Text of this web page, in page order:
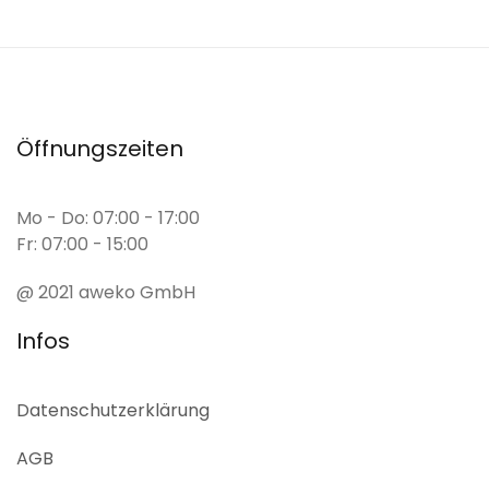
Öffnungszeiten
Mo - Do: 07:00 - 17:00
Fr: 07:00 - 15:00
@ 2021 aweko GmbH
Infos
Datenschutz­erklärung
AGB